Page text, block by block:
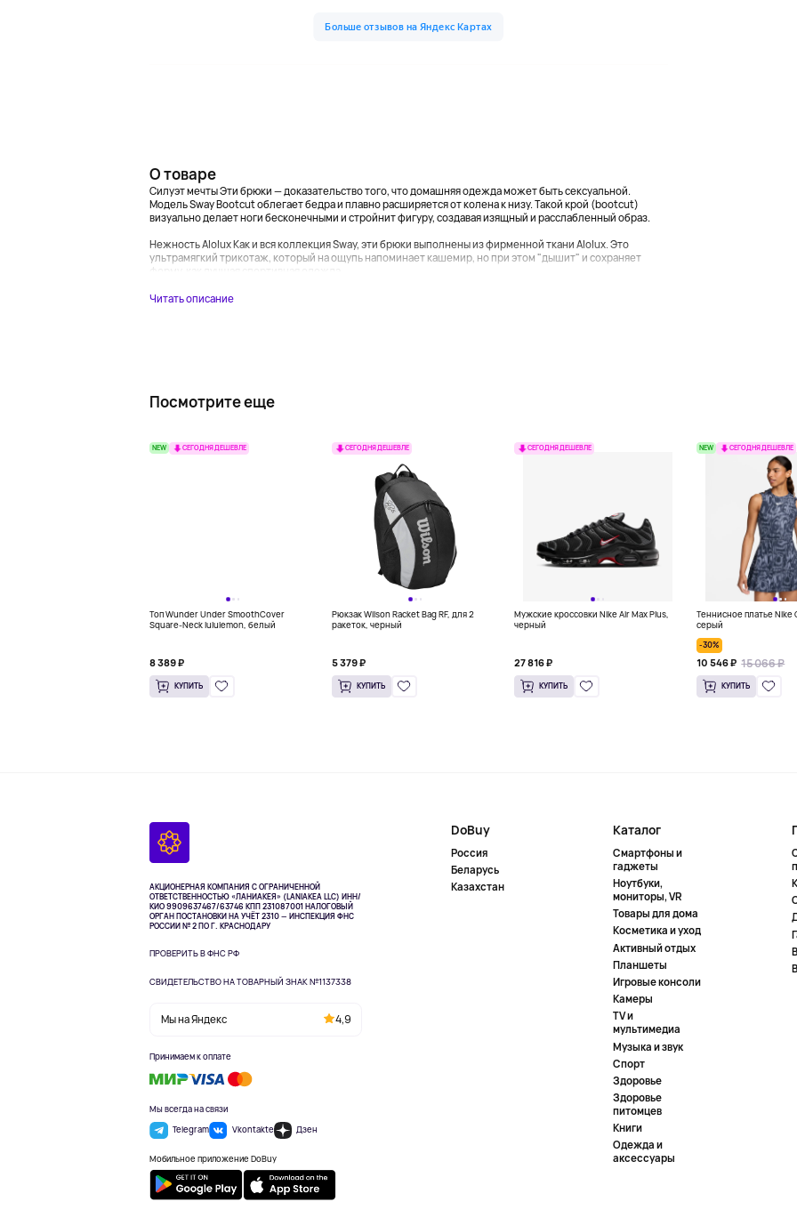
О товаре
Силуэт мечты Эти брюки — доказательство того, что домашняя одежда может быть сексуальной.
Модель Sway Bootcut облегает бедра и плавно расширяется от колена к низу. Такой крой (bootcut)
визуально делает ноги бесконечными и стройнит фигуру, создавая изящный и расслабленный образ.
Нежность Alolux Как и вся коллекция Sway, эти брюки выполнены из фирменной ткани Alolux. Это
ультрамягкий трикотаж, который на ощупь напоминает кашемир, но при этом "дышит" и сохраняет
форму, как лучшая спортивная одежда....
Читать описание
Посмотрите еще
NEW СЕГОДНЯ ДЕШЕВЛЕ
Топ Wunder Under SmoothCover
Square-Neck lululemon, белый
8 389 ₽
КУПИТЬ
СЕГОДНЯ ДЕШЕВЛЕ
Рюкзак Wilson Racket Bag RF, для 2
ракеток, черный
5 379 ₽
КУПИТЬ
СЕГОДНЯ ДЕШЕВЛЕ
Мужские кроссовки Nike Air Max Plus,
черный
27 816 ₽
КУПИТЬ
NEW СЕГОДНЯ ДЕШЕВЛЕ
Теннисное платье Nike
серый
-30%
10 546 ₽ 15 066 ₽
КУПИТЬ
АКЦИОНЕРНАЯ КОМПАНИЯ С ОГРАНИЧЕННОЙ
ОТВЕТСТВЕННОСТЬЮ «ЛАНИАКЕЯ» (LANIAKEA LLC) ИНН/
КИО 9909637467/63746 КПП 231087001НАЛОГОВЫЙ
ОРГАН ПОСТАНОВКИ НА УЧЁТ 2310 — ИНСПЕКЦИЯ ФНС
РОССИИ № 2 ПО Г. КРАСНОДАРУ
ПРОВЕРИТЬ В ФНС РФ
СВИДЕТЕЛЬСТВО НА ТОВАРНЫЙ ЗНАК №1137338
Мы на Яндекс 4,9
Принимаем к оплате
Мы всегда на связи
Telegram
Vkontakte Дзен
Мобильное приложение DoBuy
DoBuy
Россия
Беларусь
Казахстан
Каталог
Смартфоны и
гаджеты
Ноутбуки,
мониторы, VR
Товары для дома
Косметика и уход
Активный отдых
Планшеты
Игровые консоли
Камеры
TV и
мультимедиа
Музыка и звук
Спорт
Здоровье
Здоровье
питомцев
Книги
Одежда и
аксессуары